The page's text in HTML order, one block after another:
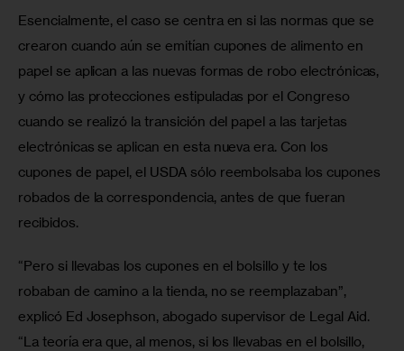
Esencialmente, el caso se centra en si las normas que se
crearon cuando aún se emitían cupones de alimento en
papel se aplican a las nuevas formas de robo electrónicas,
y cómo las protecciones estipuladas por el Congreso
cuando se realizó la transición del papel a las tarjetas
electrónicas se aplican en esta nueva era. Con los
cupones de papel, el USDA sólo reembolsaba los cupones
robados de la correspondencia, antes de que fueran
recibidos.
“Pero si llevabas los cupones en el bolsillo y te los
robaban de camino a la tienda, no se reemplazaban”,
explicó Ed Josephson, abogado supervisor de Legal Aid.
“La teoría era que, al menos, si los llevabas en el bolsillo,